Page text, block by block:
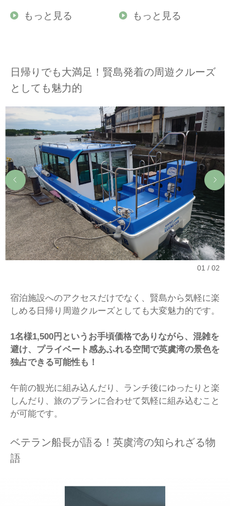
もっと見る もっと見る
日帰りでも大満足！賢島発着の周遊クルーズ
としても魅力的
01 02
宿泊施設へのアクセスだけでなく、賢島から気軽に楽
しめる日帰り周遊クルーズとしても大変魅力的です。
1名様1,500円というお手頃価格でありながら、混雑を
避け、プライベート感あふれる空間で英虞湾の景色を
独占できる可能性も！
午前の観光に組み込んだり、ランチ後にゆったりと楽
しんだり、旅のプランに合わせて気軽に組み込むこと
が可能です。
ベテラン船長が語る！英虞湾の知られざる物
語